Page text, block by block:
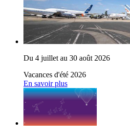
Du 4 juillet au 30 août 2026
Vacances d'été 2026
En savoir plus